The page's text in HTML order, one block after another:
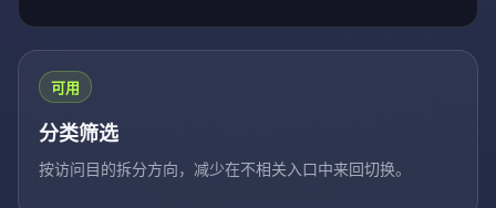
可用
分类筛选
按访问目的拆分方向，减少在不相关入口中来回切换。